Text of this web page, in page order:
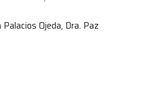
Ojeda, Dra. Paz